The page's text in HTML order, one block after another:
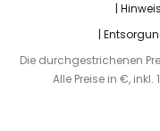
Die durchgestrichenen
Alle Preise in €,